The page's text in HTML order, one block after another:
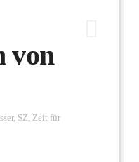
von
, SZ, Zeit für